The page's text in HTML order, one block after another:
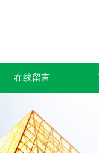
在线留言